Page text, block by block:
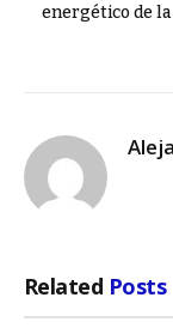
energético de
Related Posts